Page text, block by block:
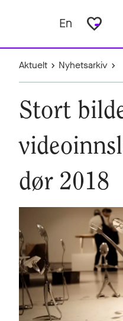
En favorite_border
Aktuelt Nyhetsarkiv
Stort
dør 2018